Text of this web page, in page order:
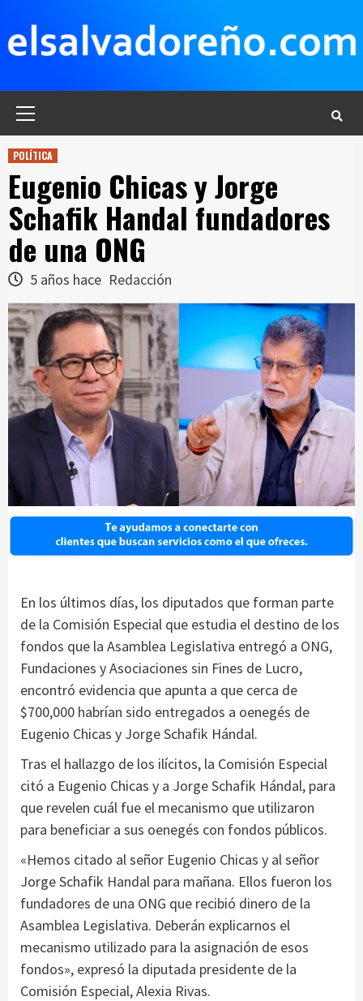
contenido
POLÍTICA
Eugenio Chicas y Jorge
Schafik Handal fundadores
de una ONG
5 años hace Redacción
En los últimos días, los diputados que forman parte
de la Comisión Especial que estudia el destino de los
fondos que la Asamblea Legislativa entregó a ONG,
Fundaciones y Asociaciones sin Fines de Lucro,
encontró evidencia que apunta a que cerca de
$700,000 habrían sido entregados a oenegés de
Eugenio Chicas y Jorge Schafik Hándal.
Tras el hallazgo de los ilícitos, la Comisión Especial
citó a Eugenio Chicas y a Jorge Schafik Hándal, para
que revelen cuál fue el mecanismo que utilizaron
para beneficiar a sus oenegés con fondos públicos.
«Hemos citado al señor Eugenio Chicas y al señor
Jorge Schafik Handal para mañana. Ellos fueron los
fundadores de una ONG que recibió dinero de la
Asamblea Legislativa. Deberán explicarnos el
mecanismo utilizado para la asignación de esos
fondos», expresó la diputada presidente de la
Comisión Especial, Alexia Rivas.